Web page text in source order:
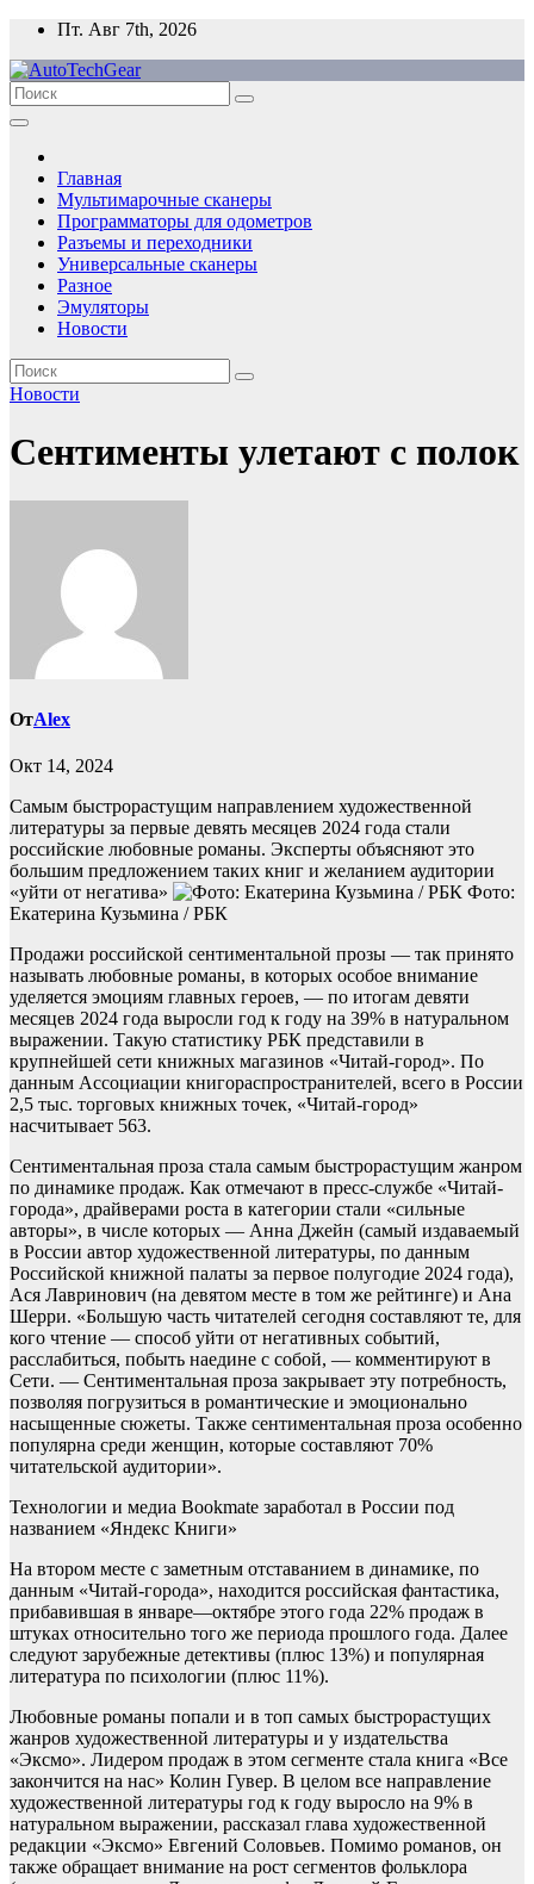
Перейти
содержимому
Пт. Авг 7th, 2026
Главная
Мультимарочные сканеры
Программаторы для одометров
Разъемы и переходники
Универсальные сканеры
Разное
Эмуляторы
Новости
Новости
Сентименты улетают с полок
ОтAlex
Окт 14, 2024
Самым быстрорастущим направлением художественной
литературы за первые девять месяцев 2024 года стали
российские любовные романы. Эксперты объясняют это
большим предложением таких книг и желанием аудитории
«уйти от негатива»
Фото:
Екатерина Кузьмина / РБК
Продажи российской сентиментальной прозы — так принято
называть любовные романы, в которых особое внимание
уделяется эмоциям главных героев, — по итогам девяти
месяцев 2024 года выросли год к году на 39% в натуральном
выражении. Такую статистику РБК представили в
крупнейшей сети книжных магазинов «Читай-город». По
данным Ассоциации книгораспространителей, всего в России
2,5 тыс. торговых книжных точек, «Читай-город»
насчитывает 563.
Сентиментальная проза стала самым быстрорастущим жанром
по динамике продаж. Как отмечают в пресс-службе «Читай-
города», драйверами роста в категории стали «сильные
авторы», в числе которых — Анна Джейн (самый издаваемый
в России автор художественной литературы, по данным
Российской книжной палаты за первое полугодие 2024 года),
Ася Лавринович (на девятом месте в том же рейтинге) и Ана
Шерри. «Большую часть читателей сегодня составляют те, для
кого чтение — способ уйти от негативных событий,
расслабиться, побыть наедине с собой, — комментируют в
Сети. — Сентиментальная проза закрывает эту потребность,
позволяя погрузиться в романтические и эмоционально
насыщенные сюжеты. Также сентиментальная проза особенно
популярна среди женщин, которые составляют 70%
читательской аудитории».
Технологии и медиа Bookmate заработал в России под
названием «Яндекс Книги»
На втором месте с заметным отставанием в динамике, по
данным «Читай-города», находится российская фантастика,
прибавившая в январе—октябре этого года 22% продаж в
штуках относительно того же периода прошлого года. Далее
следуют зарубежные детективы (плюс 13%) и популярная
литература по психологии (плюс 11%).
Любовные романы попали и в топ самых быстрорастущих
жанров художественной литературы и у издательства
«Эксмо». Лидером продаж в этом сегменте стала книга «Все
закончится на нас» Колин Гувер. В целом все направление
художественной литературы год к году выросло на 9% в
натуральном выражении, рассказал глава художественной
редакции «Эксмо» Евгений Соловьев. Помимо романов, он
также обращает внимание на рост сегментов фольклора